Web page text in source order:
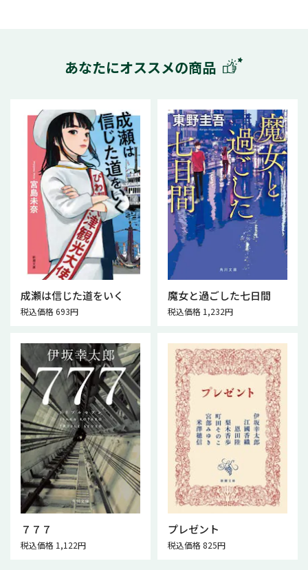
あなたにオススメの商品
成瀬は信じた道をいく
税込価格 693円
魔女と過ごした七日間
税込価格 1,232円
７７７
税込価格 1,122円
プレゼント
税込価格 825円